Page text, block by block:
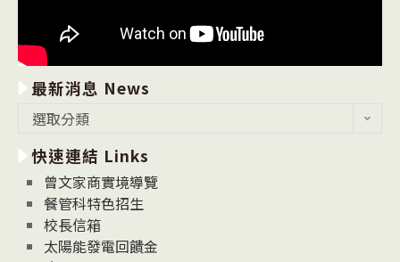
最新消息 News
消
息
News
選取分類
快速連結 Links
曾文家商實境導覽
餐管科特色招生
校長信箱
太陽能發電回饋金